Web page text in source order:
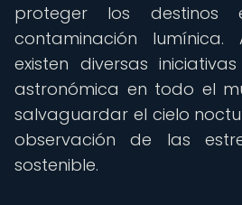
proteger los destinos
contaminación lumínica.
existen diversas
astronómica en todo el
salvaguardar el cielo
observación de las
sostenible.